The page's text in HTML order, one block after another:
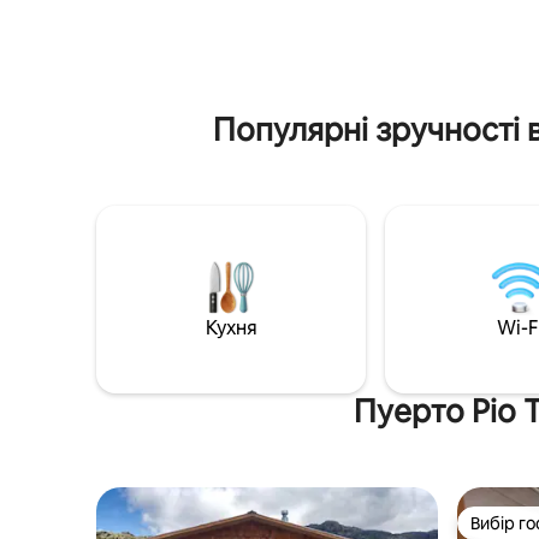
Ідеальний будиночок, щоб відпочити та
насолодитися природою.
Чиле-
Популярні
Кухня Wi-
Пуерто Ріо
Вибір
Вибір